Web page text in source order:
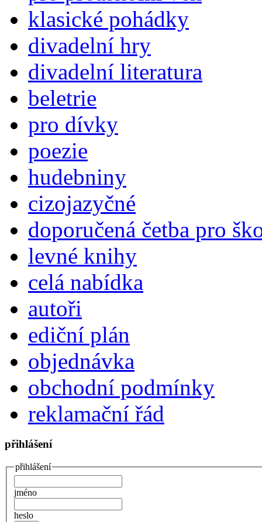
klasické pohádky
divadelní hry
divadelní literatura
beletrie
pro dívky
poezie
hudebniny
cizojazyčné
doporučená četba pro
levné knihy
celá nabídka
autoři
ediční plán
objednávka
obchodní podmínky
reklamační řád
přihlášení
přihlášení
jméno
heslo